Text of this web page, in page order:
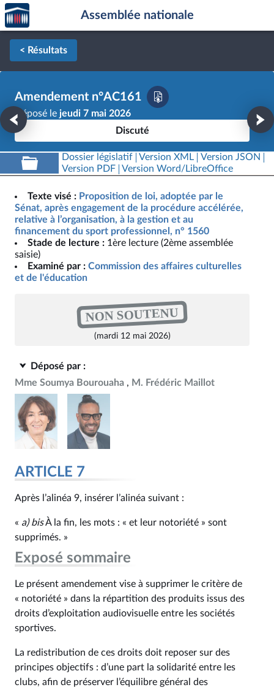
Aller au contenu
Aller en bas de la page
Accèder
à la
page
d'accueil
Assemblée nationale
< Résultats
Amendement n°AC161
Déposé le jeudi 7 mai 2026
Discuté
Dossier législatif Version XML
Version JSON
Version PDF
Version Word/LibreOffice
Texte visé : Proposition de loi, adoptée par le
Sénat, après engagement de la procédure accélérée,
relative à l’organisation, à la gestion et au
financement du sport professionnel, n° 1560
Stade de lecture : 1ère lecture (2ème assemblée
saisie)
Examiné par : Commission des affaires culturelles
et de l'éducation
NON SOUTENU
(mardi 12 mai 2026)
Déposé par :
Mme Soumya Bourouaha
M. Frédéric Maillot
ARTICLE 7
Après l’alinéa 9, insérer l’alinéa suivant :
« a) bisÀ la fin, les mots : « et leur notoriété » sont
supprimés. »
Exposé sommaire
Le présent amendement vise à supprimer le critère de
« notoriété » dans la répartition des produits issus des
droits d’exploitation audiovisuelle entre les sociétés
sportives.
La redistribution de ces droits doit reposer sur des
principes objectifs : d’une part la solidarité entre les
clubs, afin de préserver l’équilibre général des